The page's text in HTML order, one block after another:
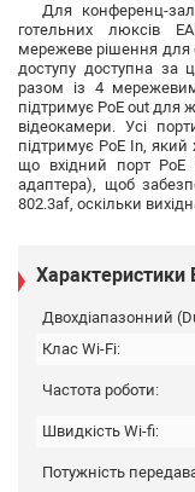
Для конференц-
готельних люксів
мережеве рішення для
доступу доступна за
разом із 4
підтримує PoE out для
відеокамери. Усі
підтримує PoE In,
що вхідний порт PoE
адаптера), щоб
802.3af, оскільки
Характеристики
Двохдіапазонний
Клас Wi-Fi:
Частота роботи:
Швидкість Wi-fi:
Потужність